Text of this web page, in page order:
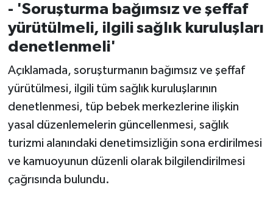
- 'Soruşturma bağımsız ve şeffaf
yürütülmeli, ilgili sağlık kuruluşları
denetlenmeli'
Açıklamada, soruşturmanın bağımsız ve şeffaf
yürütülmesi, ilgili tüm sağlık kuruluşlarının
denetlenmesi, tüp bebek merkezlerine ilişkin
yasal düzenlemelerin güncellenmesi, sağlık
turizmi alanındaki denetimsizliğin sona erdirilmesi
ve kamuoyunun düzenli olarak bilgilendirilmesi
çağrısında bulundu.